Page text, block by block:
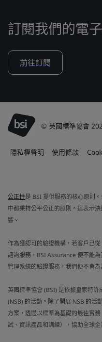
訂閱我們的電
前往訂閱
© 英國標準協會
隱私權聲明 使用條款
公正性是 BSI 提供服務的核心原則
中都秉持公平公正的原則。這表示
響。
作為獲認可的驗證機構，若客戶已
諮詢服務，BSI Assurance 便不能
管理系統的驗證服務，我們便不會
英國標準協會 (BSI) 是依據皇家特
(NSB) 的活動。除了開展 NSB 的活
方案，透過以標準為基礎的最佳實
試、資訊產品和訓練），協助全球企